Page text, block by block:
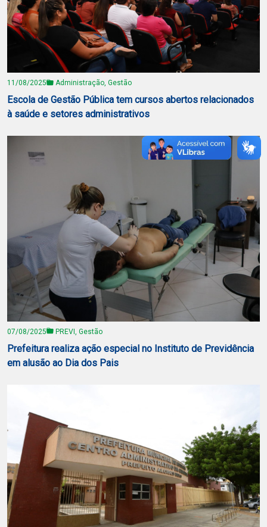
11/08/2025 Administração, Gestão
Escola de Gestão Pública tem cursos abertos relacionados
à saúde e setores administrativos
07/08/2025 PREVI, Gestão
Prefeitura realiza ação especial no Instituto de Previdência
em alusão ao Dia dos Pais